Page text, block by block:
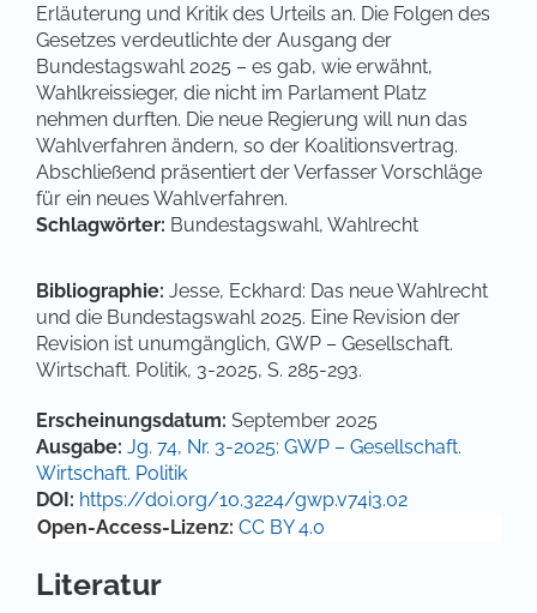
Erläuterung und Kritik des Urteils an. Die Folgen des
Gesetzes verdeutlichte der Ausgang der
Bundestagswahl 2025 – es gab, wie erwähnt,
Wahlkreissieger, die nicht im Parlament Platz
nehmen durften. Die neue Regierung will nun das
Wahlverfahren ändern, so der Koalitionsvertrag.
Abschließend präsentiert der Verfasser Vorschläge
für ein neues Wahlverfahren.
Schlagwörter: Bundestagswahl, Wahlrecht
Bibliographie: Jesse, Eckhard: Das neue Wahlrecht
und die Bundestagswahl 2025. Eine Revision der
Revision ist unumgänglich, GWP – Gesellschaft.
Wirtschaft. Politik, 3-2025, S. 285-293.
Artikel-Details
Erscheinungsdatum: September 2025
Ausgabe: Jg. 74, Nr. 3-2025: GWP – Gesellschaft.
Wirtschaft. Politik
DOI: https://doi.org/10.3224/gwp.v74i3.02
Open-Access-Lizenz: CC BY 4.0
Literatur